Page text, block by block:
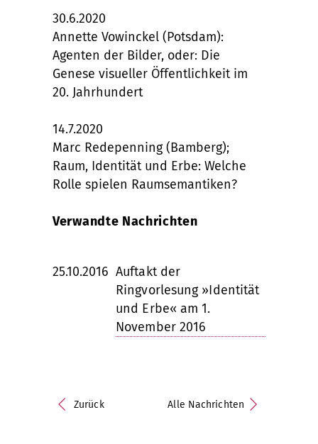
30.6.2020
Annette Vowinckel (Potsdam):
Agenten der Bilder, oder: Die
Genese visueller Öffentlichkeit im
20. Jahrhundert
14.7.2020
Marc Redepenning (Bamberg);
Raum, Identität und Erbe: Welche
Rolle spielen Raumsemantiken?
Verwandte Nachrichten
25.10.2016 Auftakt der
Ringvorlesung »Identität
und Erbe« am 1.
November 2016
Zurück Alle Nachrichten